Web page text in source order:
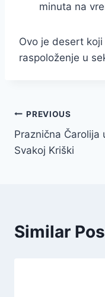
minuta na
Ovo je desert
raspoloženje u
Post
navigation
PREVIOUS
Praznična Čarolija
Svakoj Kriški
Similar